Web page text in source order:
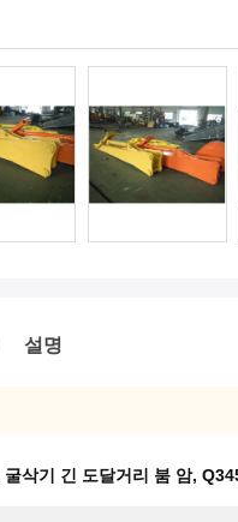
설명
굴삭기 긴 도달거리 붐 암,